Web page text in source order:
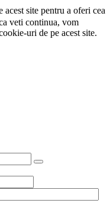
site pentru a oferi cea
veti continua, vom
uri de pe acest site.